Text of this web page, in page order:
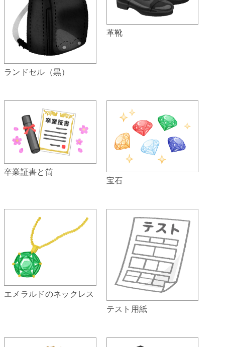
ランドセル（黒）
革靴
卒業証書と筒
宝石
エメラルドのネックレス
テスト用紙